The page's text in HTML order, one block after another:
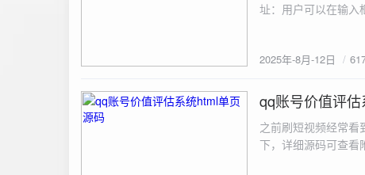
址：用户可以在输入
同时也会从筛选下拉
测功能： 设置监测
停止监测：点击 “开
隔时间循环检测。点
行最多 3 次重试，
2025年-8月-12日
2025-7-2
qq账号价值评
之前刷短视频经常看